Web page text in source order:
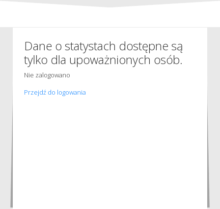
Dane o statystach dostępne są
tylko dla upoważnionych osób.
Nie zalogowano
Przejdź do logowania